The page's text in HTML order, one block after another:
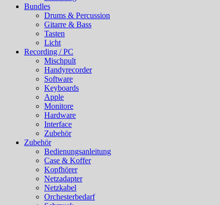
Bundles
Drums & Percussion
Gitarre & Bass
Tasten
Licht
Recording / PC
Mischpult
Handyrecorder
Software
Keyboards
Apple
Monitore
Hardware
Interface
Zubehör
Zubehör
Bedienungsanleitung
Case & Koffer
Kopfhörer
Netzadapter
Netzkabel
Orchesterbedarf